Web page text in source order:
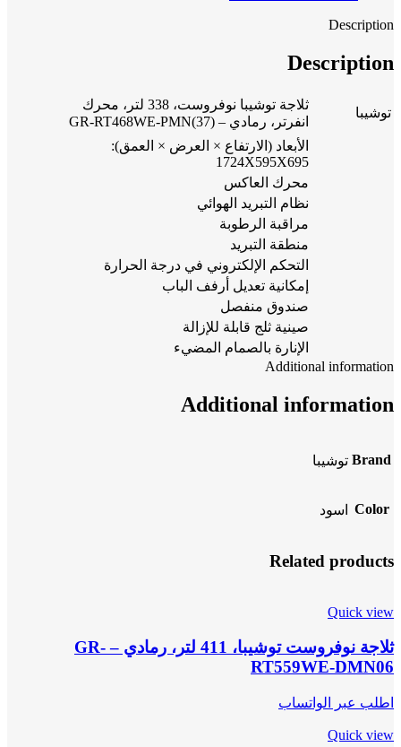
Description
Description
توشيبا
ثلاجة توشيبا نوفروست، 338 لتر، محرك
انفرتر، رمادي – GR-RT468WE-PMN(37)
الأبعاد (الارتفاع × العرض × العمق):
1724X595X695
محرك العاكس
نظام التبريد الهوائي
مراقبة الرطوبة
منطقة التبريد
التحكم الإلكتروني في درجة الحرارة
إمكانية تعديل أرفف الباب
صندوق منفصل
صينية ثلج قابلة للإزالة
الإنارة بالصمام المضيء
Additional information
Additional information
Brand توشيبا
Color اسود
Related products
Quick view
ثلاجة نوفروست توشيبا، 411 لتر، رمادي – GR-
RT559WE-DMN06
اطلب عبر الواتساب
Quick view